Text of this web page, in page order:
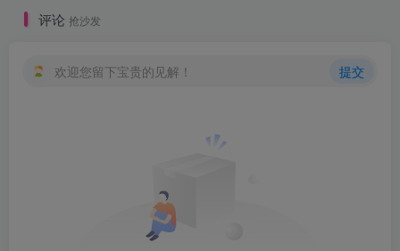
评论 抢沙发
欢迎您留下宝贵的见解！ 提交